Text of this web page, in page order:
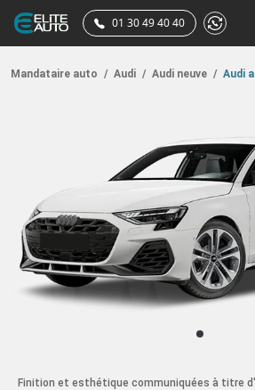
01 30 49 40 40
Mandataire auto / Audi / Audi neuve / Audi
Finition et esthétique communiquées à titre